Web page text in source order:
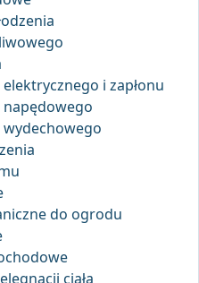
i zapłonu
napędowego
wydechowego
do ogrodu
ciała